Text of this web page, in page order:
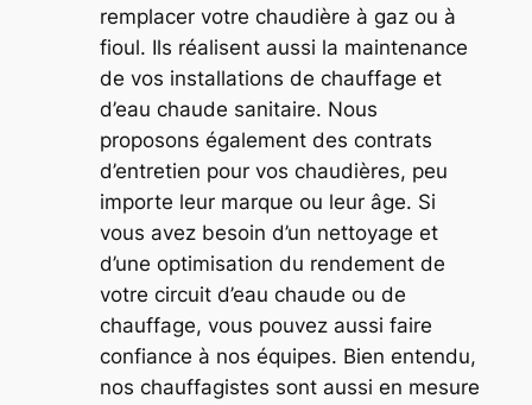
remplacer votre chaudière à gaz ou à
fioul. Ils réalisent aussi la maintenance
de vos installations de chauffage et
d’eau chaude sanitaire. Nous
proposons également des contrats
d’entretien pour vos chaudières, peu
importe leur marque ou leur âge. Si
vous avez besoin d’un nettoyage et
d’une optimisation du rendement de
votre circuit d’eau chaude ou de
chauffage, vous pouvez aussi faire
confiance à nos équipes. Bien entendu,
nos chauffagistes sont aussi en mesure